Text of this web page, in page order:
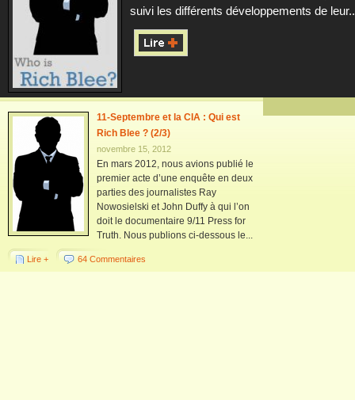
suivi les différents développements de
11-Septembre et la CIA : Qui est
Rich Blee ? (2/3)
novembre 15, 2012
En mars 2012, nous avions publié le
premier acte d’une enquête en deux
parties des journalistes Ray
Nowosielski et John Duffy à qui l’on
doit le documentaire 9/11 Press for
Truth. Nous publions ci-dessous le...
Lire + 64 Commentaires